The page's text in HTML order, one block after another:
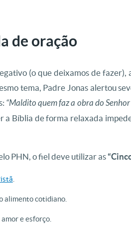
de oração
(o que deixamos de
tema, Padre Jonas alertou
“Maldito quem faz a obra do Senhor
Bíblia de forma relaxada
PHN, o fiel deve utilizar as
alimento cotidiano.
e esforço.